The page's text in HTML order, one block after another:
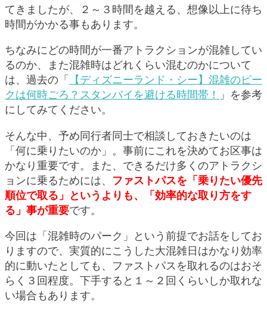
てきましたが、２～３時間を越える、想像以上に待ち
時間がかかる事もあります。
ちなみにどの時間が一番アトラクションが混雑してい
るのか、また混雑時はどれくらい混むのかについて
は、過去の「 【ディズニーランド・シー】混雑のピー
クは何時ごろ？スタンバイを避ける時間帯！
」を参考
にしてみてください。
そんな中、予め同行者同士で相談しておきたいのは
「何に乗りたいのか」。事前にこれを決めてお区事は
かなり重要です。また、できるだけ多くのアトラクシ
ョンに乗るためには、 ファストパスを「乗りたい優先
順位で取る」というよりも、「効率的な取り方をす
る」事が重要です。
今回は「混雑時のパーク」という前提でお話をしてお
りますので、実質的にこうした大混雑日はかなり効率
的に動いたとしても、ファストパスを取れるのはおそ
らく３回程度。下手すると１～２回くらいしか取れな
い場合もあります。